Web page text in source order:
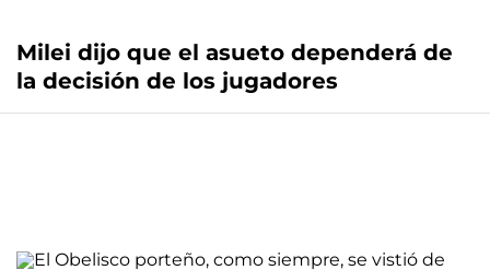
Milei dijo que el asueto dependerá de
la decisión de los jugadores